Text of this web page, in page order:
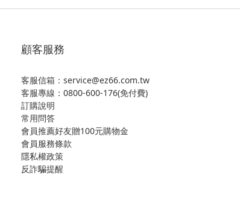
顧客服務
客服信箱：service@ez66.com.tw
客服專線： 0800-600-176(免付費)
訂購說明
常用問答
會員推薦好友贈100元購物金
會員服務條款
隱私權政策
反詐騙提醒